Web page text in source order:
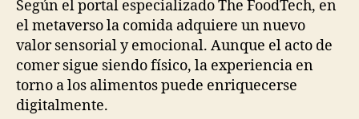
Según el portal especializado The FoodTech, en
el metaverso la comida adquiere un nuevo
valor sensorial y emocional. Aunque el acto de
comer sigue siendo físico, la experiencia en
torno a los alimentos puede enriquecerse
digitalmente.